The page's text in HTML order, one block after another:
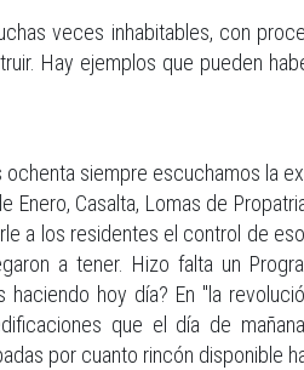
veces inhabitables, con
Hay ejemplos que pueden
siempre escuchamos la
Enero, Casalta, Lomas de
a los residentes el control de
a tener. Hizo falta un
haciendo hoy día? En "la
que el día de
por cuanto rincón disponible